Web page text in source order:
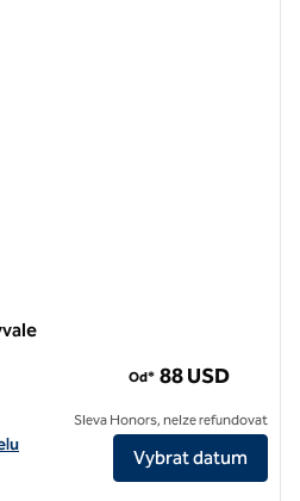
Inn Sunnyvale
Od* 88 USD
Sleva Honors, nelze refundovat
Vybrat datum